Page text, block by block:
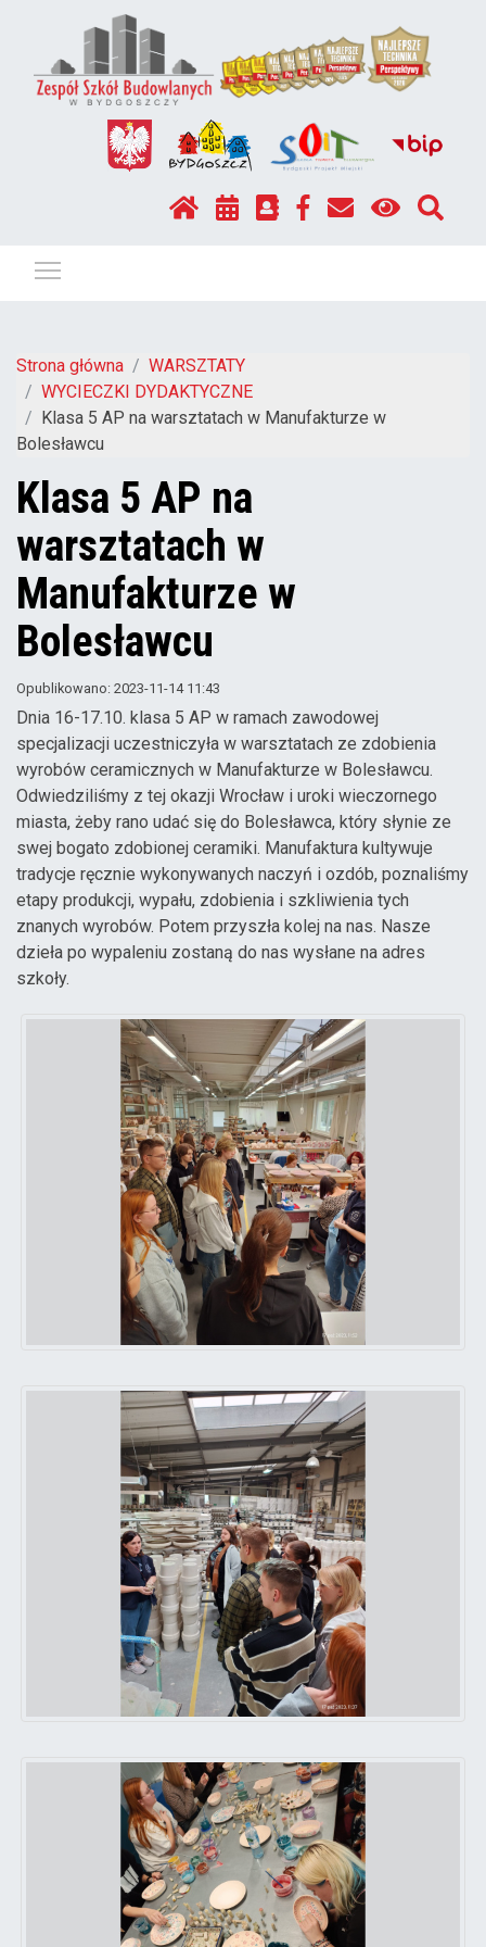
Strona główna
WARSZTATY
WYCIECZKI DYDAKTYCZNE
Klasa 5 AP na warsztatach w Manufakturze w
Bolesławcu
Klasa 5 AP na
warsztatach w
Manufakturze w
Bolesławcu
Opublikowano: 2023-11-14 11:43
Dnia 16-17.10. klasa 5 AP w ramach zawodowej
specjalizacji uczestniczyła w warsztatach ze zdobienia
wyrobów ceramicznych w Manufakturze w Bolesławcu.
Odwiedziliśmy z tej okazji Wrocław i uroki wieczornego
miasta, żeby rano udać się do Bolesławca, który słynie ze
swej bogato zdobionej ceramiki. Manufaktura kultywuje
tradycje ręcznie wykonywanych naczyń i ozdób, poznaliśmy
etapy produkcji, wypału, zdobienia i szkliwienia tych
znanych wyrobów. Potem przyszła kolej na nas. Nasze
dzieła po wypaleniu zostaną do nas wysłane na adres
szkoły.